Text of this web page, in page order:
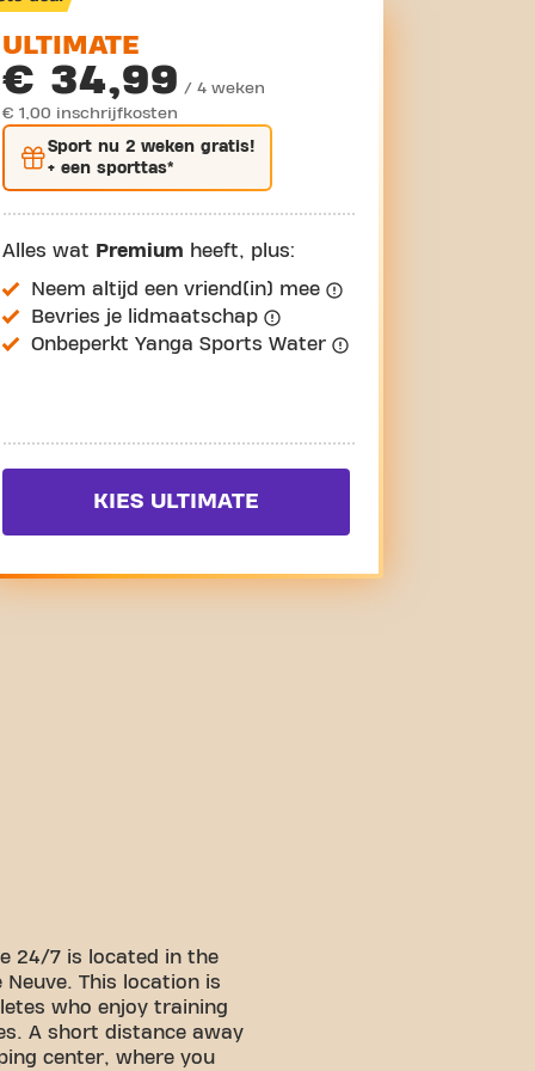
ULTIMATE
€ 34,99 / 4 weken
€ 1,00 inschrijfkosten
Sport nu 2 weken gratis!
+ een sporttas*
Alles wat Premium heeft, plus:
Neem altijd een vriend(in) mee
Bevries je lidmaatschap
Onbeperkt Yanga Sports Water
KIES ULTIMATE
24/7 is located in the
This location is
who enjoy training
A short distance away
center, where you